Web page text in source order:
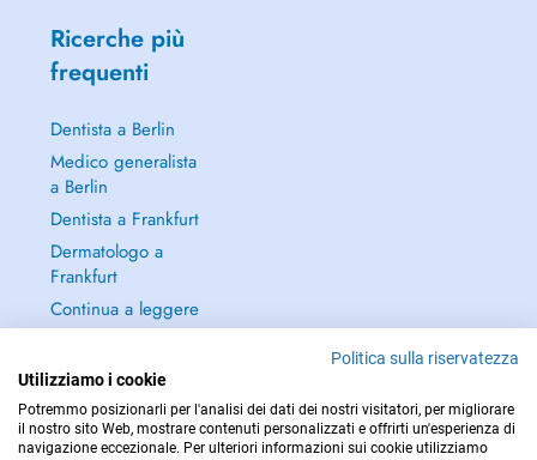
Ricerche più
frequenti
Dentista a Berlin
Medico generalista
a Berlin
Dentista a Frankfurt
Dermatologo a
Frankfurt
Continua a leggere
→
Politica sulla riservatezza
Utilizziamo i cookie
Potremmo posizionarli per l'analisi dei dati dei nostri visitatori, per migliorare
il nostro sito Web, mostrare contenuti personalizzati e offrirti un'esperienza di
navigazione eccezionale. Per ulteriori informazioni sui cookie utilizziamo